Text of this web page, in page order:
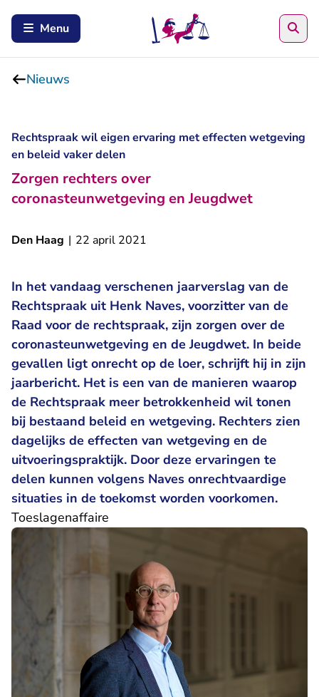
Menu
Nieuws
Rechtspraak wil eigen ervaring met effecten wetgeving
en beleid vaker delen
Zorgen rechters over
coronasteunwetgeving en Jeugdwet
Den Haag | 22 april 2021
In het vandaag verschenen jaarverslag van de
Rechtspraak uit Henk Naves, voorzitter van de
Raad voor de rechtspraak, zijn zorgen over de
coronasteunwetgeving en de Jeugdwet. In beide
gevallen ligt onrecht op de loer, schrijft hij in zijn
jaarbericht. Het is een van de manieren waarop
de Rechtspraak meer betrokkenheid wil tonen
bij bestaand beleid en wetgeving. Rechters zien
dagelijks de effecten van wetgeving en de
uitvoeringspraktijk. Door deze ervaringen te
delen kunnen volgens Naves onrechtvaardige
situaties in de toekomst worden voorkomen.
Toeslagenaffaire